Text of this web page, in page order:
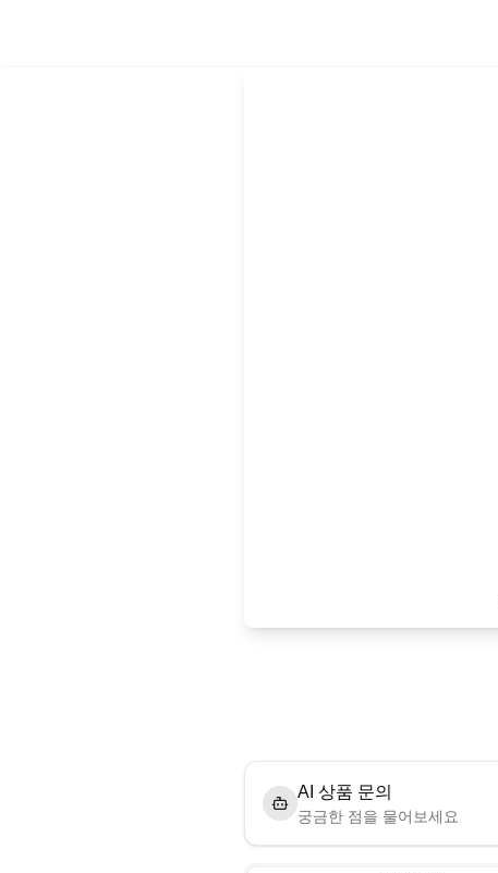
AI 상품 문의
궁금한 점을 물어보세요